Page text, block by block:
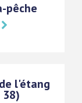
pêche
l'étang